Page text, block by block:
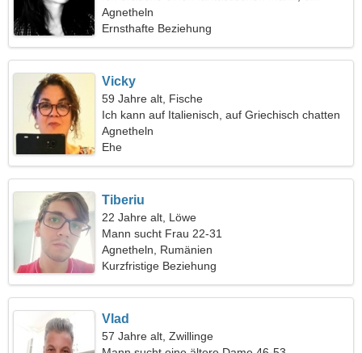
zusammen zu kochen
Agnetheln
Ernsthafte Beziehung
Vicky
59 Jahre alt, Fische
Ich kann auf Italienisch, auf Griechisch chatten
Agnetheln
Ehe
Tiberiu
22 Jahre alt, Löwe
Mann sucht Frau 22-31
Agnetheln, Rumänien
Kurzfristige Beziehung
Vlad
57 Jahre alt, Zwillinge